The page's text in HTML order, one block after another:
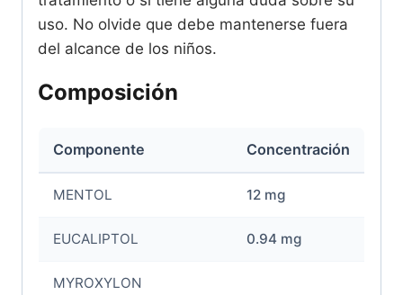
uso. No olvide que debe mantenerse fuera
del alcance de los niños.
Composición
Componente Concentración
MENTOL 12 mg
EUCALIPTOL 0.94 mg
MYROXYLON